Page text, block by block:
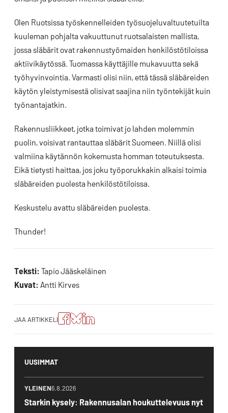
Olen Ruotsissa työskennelleiden työsuojeluvaltuutetuilta
kuuleman pohjalta vakuuttunut ruotsalaisten mallista,
jossa släbärit ovat rakennustyömaiden henkilöstötiloissa
aktiivikäytössä. Tuomassa käyttäjille mukavuutta sekä
työhyvinvointia. Varmasti olisi niin, että tässä släbäreiden
käytön yleistymisestä olisivat saajina niin työntekijät kuin
työnantajatkin.
Rakennusliikkeet, jotka toimivat jo lahden molemmin
puolin, voisivat rantauttaa släbärit Suomeen. Niillä olisi
valmiina käytännön kokemusta homman toteutuksesta.
Eikä tietysti haittaa, jos joku työporukkakin alkaisi toimia
släbäreiden puolesta henkilöstötiloissa.
Keskustelu avattu släbäreiden puolesta.
Thunder!
Teksti: Tapio Jääskeläinen
Kuvat: Antti Kirves
JAA ARTIKKELI
Jaa
artikkeli
Facebookissa
Jaa
artikkeli
Blueskyssa
Jako:
Jaa
artikkeli
LinkedIn:ssä
UUSIMMAT
YLEINEN6.8.2026
Starkin kysely: Rakennusalan houkuttelevuus nyt